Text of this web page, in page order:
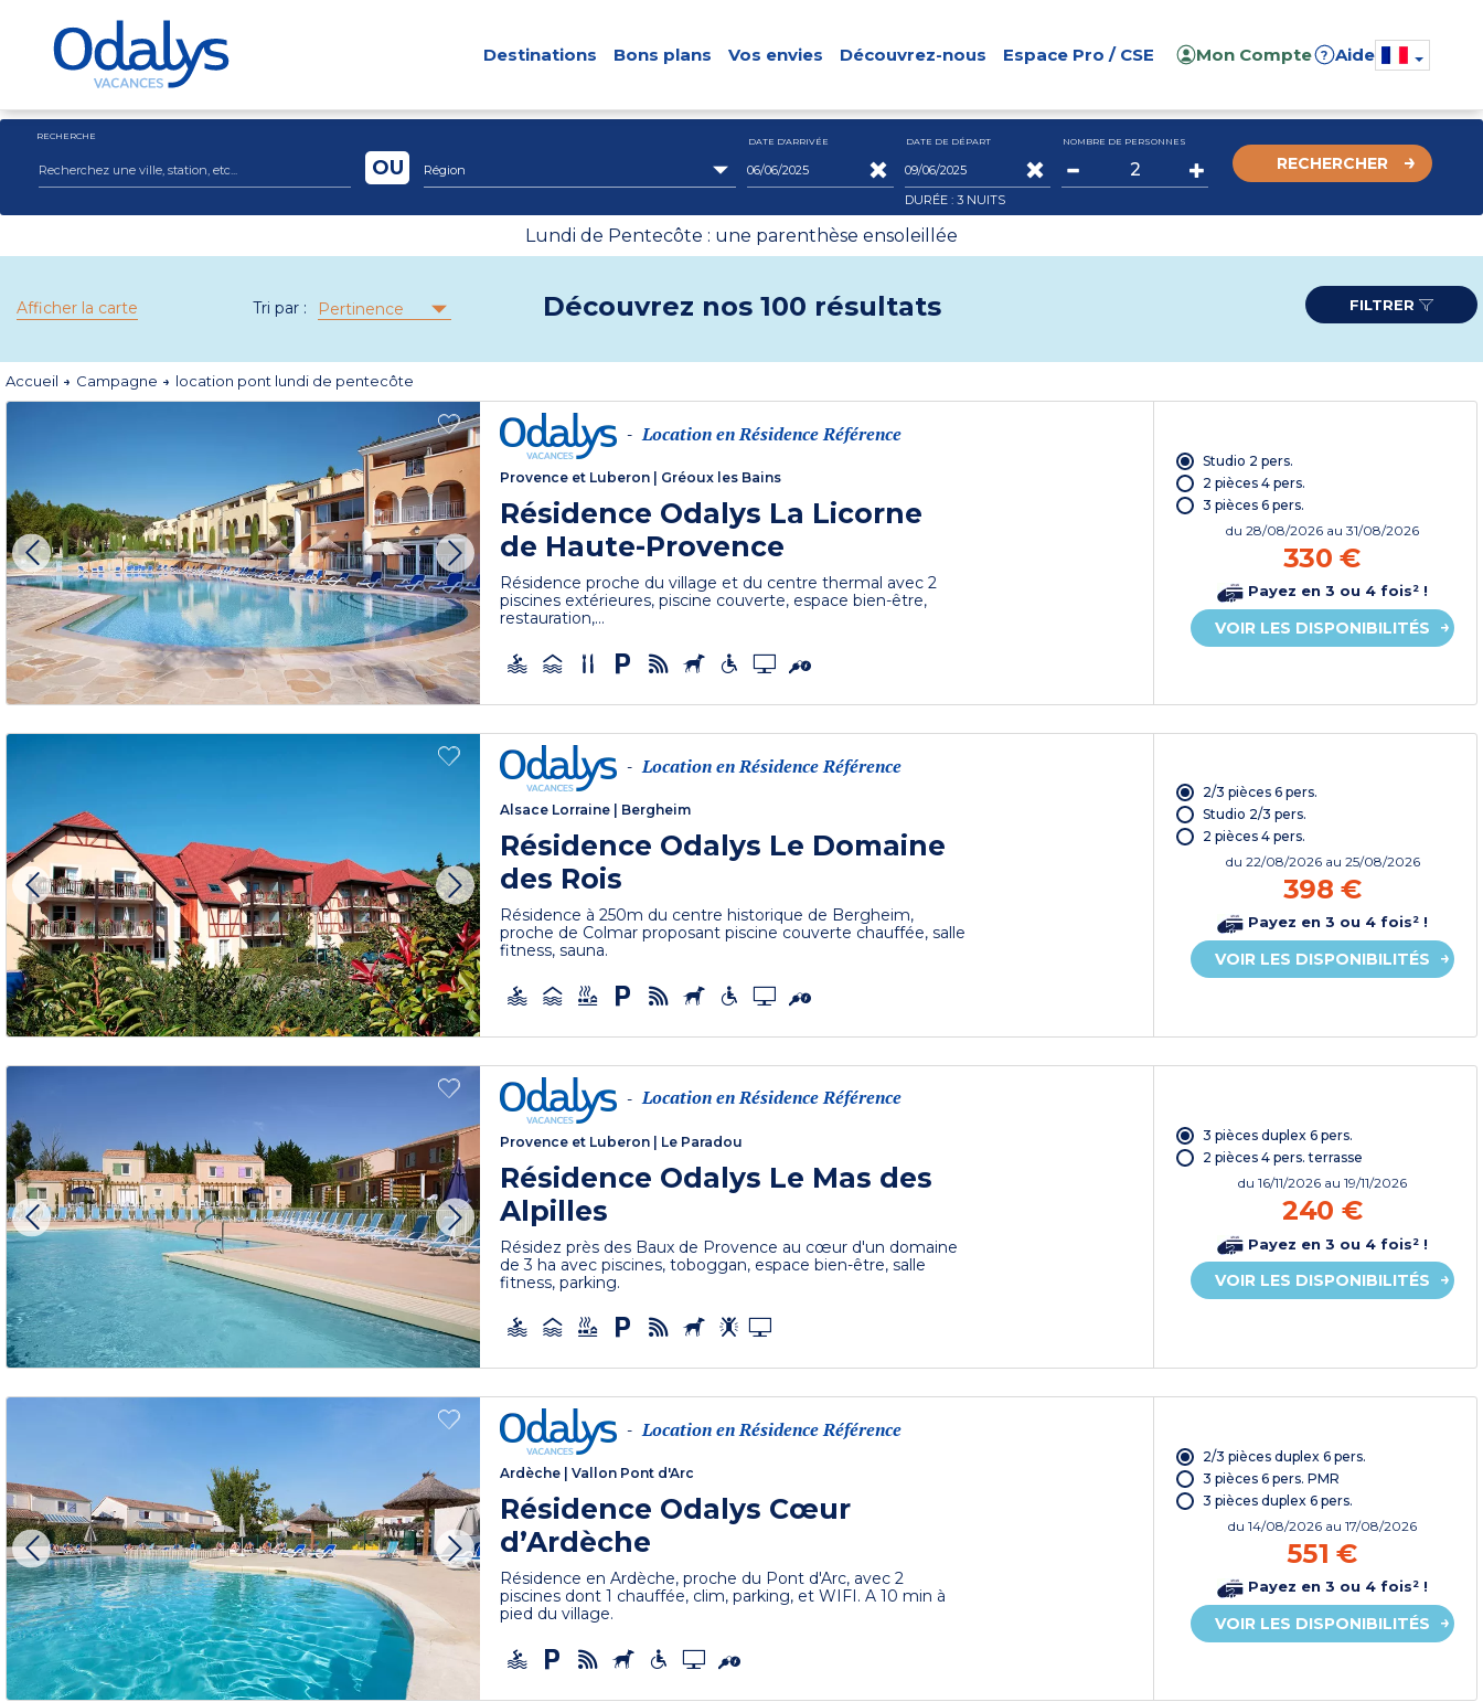
Destinations Bons plans Vos envies Découvrez-nous Espace Pro / CSE Mon Compte ? Aide
RECHERCHE
Région
OU
DATE D'ARRIVÉE DATE DE DÉPART
DURÉE : 3 NUITS
NOMBRE DE PERSONNES
RECHERCHER
Lundi de Pentecôte : une parenthèse ensoleillée
Afficher la carte Tri par : Pertinence Découvrez nos 100 résultats FILTRER
Accueil Campagne location pont lundi de pentecôte
- Location en Résidence Référence
Provence et Luberon Gréoux les Bains
Résidence Odalys La Licorne
de Haute-Provence
Résidence proche du village et du centre thermal avec 2
piscines extérieures, piscine couverte, espace bien-être,
restauration,...
Studio 2 pers.
2 pièces 4 pers.
3 pièces 6 pers.
du28/08/2026 au 31/08/2026
330 €
Payez en 3 ou 4 fois² !
VOIR LES DISPONIBILITÉS
- Location en Résidence Référence
Alsace Lorraine Bergheim
Résidence Odalys Le Domaine
des Rois
Résidence à 250m du centre historique de Bergheim,
proche de Colmar proposant piscine couverte chauffée, salle
fitness, sauna.
2/3 pièces 6 pers.
Studio 2/3 pers.
2 pièces 4 pers.
du 22/08/2026 au 25/08/2026
398 €
Payez en 3 ou 4 fois² !
VOIR LES DISPONIBILITÉS
- Location en Résidence Référence
Provence et Luberon Le Paradou
Résidence Odalys Le Mas des
Alpilles
Résidez près des Baux de Provence au cœur d'un domaine
de 3 ha avec piscines, toboggan, espace bien-être, salle
fitness, parking.
3 pièces duplex 6 pers.
2 pièces 4 pers. terrasse
du16/11/2026 au 19/11/2026
240 €
Payez en 3 ou 4 fois² !
VOIR LES DISPONIBILITÉS
- Location en Résidence Référence
Ardèche |Vallon Pont d'Arc
Résidence Odalys Cœur
d’Ardèche
Résidence en Ardèche, proche du Pont d'Arc, avec 2
piscines dont 1 chauffée, clim, parking, et WIFI. A 10 min à
pied du village.
2/3 pièces duplex 6 pers.
3 pièces 6 pers. PMR
3 pièces duplex 6 pers.
du14/08/2026 au 17/08/2026
551 €
Payez en 3 ou 4 fois² !
VOIR LES DISPONIBILITÉS